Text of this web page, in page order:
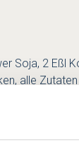
Soja, 2 Eßl
alle
8l Creme